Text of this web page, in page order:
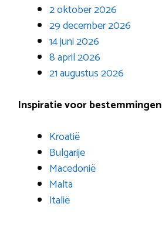
2 oktober 2026
29 december 2026
14 juni 2026
8 april 2026
21 augustus 2026
Inspiratie voor bestemmingen
Kroatië
Bulgarije
Macedonië
Malta
Italië